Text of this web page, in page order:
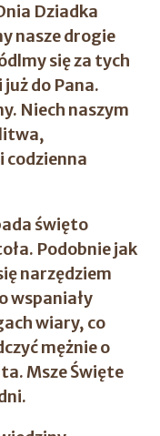
Dziadka
nasze drogie
się za tych
do Pana.
Niech naszym
codzienna
święto
Podobnie jak
narzędziem
wspaniały
wiary, co
mężnie o
Msze Święte